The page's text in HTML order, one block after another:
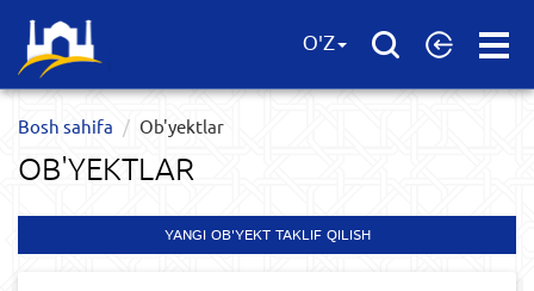
Open
O'Z
Bosh sahifa Ob'yektlar​
OB'YEKTLAR​
YANGI OB'YEKT TAKLIF QILISH